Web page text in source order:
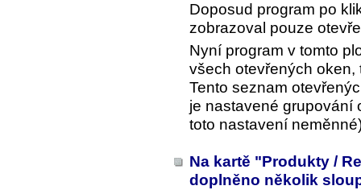
Doposud program po
zobrazoval pouze
Nyní program v tomto
všech otevřených
Tento seznam
je nastavené grupování
toto nastavení
Na kartě "Produkty /
doplněno několik